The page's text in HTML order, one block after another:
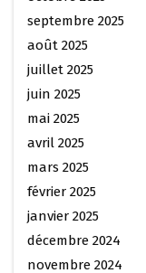
septembre 2025
août 2025
juillet 2025
juin 2025
mai 2025
avril 2025
mars 2025
février 2025
janvier 2025
décembre 2024
novembre 2024